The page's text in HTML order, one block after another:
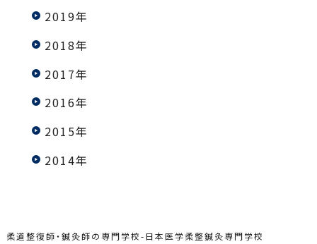
2019年
2018年
2017年
2016年
2015年
2014年
柔道整復師・鍼灸師の専門学校-日本医学柔整鍼灸専門学校